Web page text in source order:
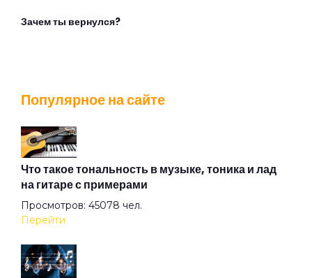
Зачем ты вернулся?
Знаешь ты
И вас прошу об этом
Карусельная лошадка
Популярное на сайте
Что такое тональность в музыке, тоника и лад
на гитаре с примерами
Просмотров: 45078 чел.
Перейти